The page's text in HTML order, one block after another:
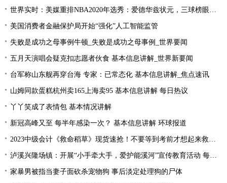
世界实时：美媒重排NBA2020年选秀：爱德华兹状元，三球榜眼，哈里伯顿探花
美国消费者金融保护局开始“强化”人工智能监管
失败是成功之母事例牛顿_失败是成功之母事例_世界要闻
五月天演唱会疑克扣志愿者伙食 基本信息讲解_世界新要闻
台军称山东舰再穿台海 专家：已常态化 基本信息讲解_焦点速讯
山姆同款蛋糕杭州卖165上海卖95 基本信息讲解 每日热议
丫丫笑成了表情包 基本情况讲解
新冠高峰又至 每半年感染一次？ 基本信息讲解 环球报道
2023中级会计《救命稻草》现货速抢！不要等到考前才想起来救命稻草！
泸溪兴隆场镇：开展“小手牵大手，爱护能溪河”宣传教育活动 每日速读
家暴男被指当妻子面砍杀宠物狗 事后淡定处理狗的尸体